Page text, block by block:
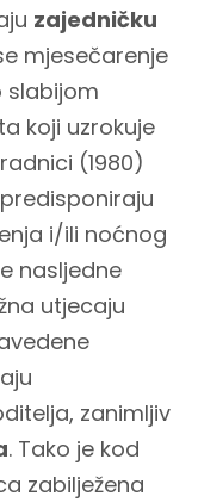
zajedničku
mjesečarenje
slabijom
koji uzrokuje
(1980)
i/ili noćnog
nasljedne
utjecaju
zanimljiv
. Tako je kod
zabilježena